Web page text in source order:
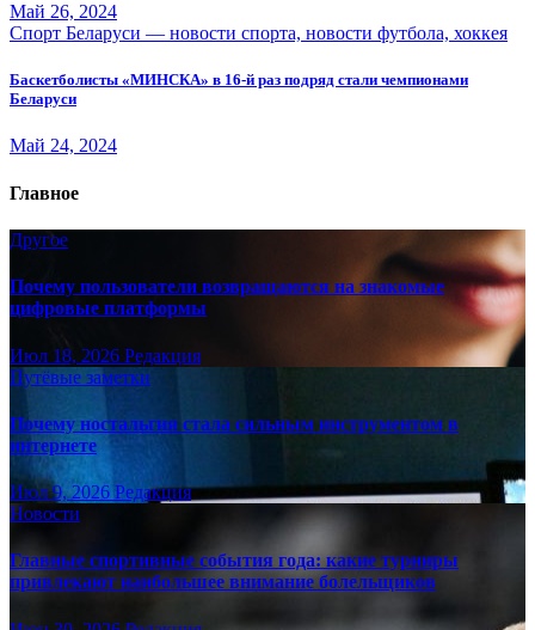
Май 26, 2024
Спорт Беларуси — новости спорта, новости футбола, хоккея
Баскетболисты «МИНСКА» в 16-й раз подряд стали чемпионами
Беларуси
Май 24, 2024
Главное
Другое
Почему пользователи возвращаются на знакомые
цифровые платформы
Июл 18, 2026 Редакция
Путёвые заметки
Почему ностальгия стала сильным инструментом в
интернете
Июл 9, 2026 Редакция
Новости
Главные спортивные события года: какие турниры
привлекают наибольшее внимание болельщиков